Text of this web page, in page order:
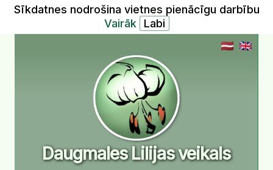
Sīkdatnes nodrošina vietnes pienācīgu darbību
Vairāk
Daugmales Lilijas veikals